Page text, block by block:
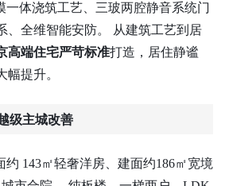
体浇筑工艺、三玻两腔静音系统门
、全维智能安防。
从建筑工艺到居
高端住宅严苛标准打造，居住静谧
幅提升。
主城改善
约 143㎡轻奢洋房、 建面约186㎡宽境